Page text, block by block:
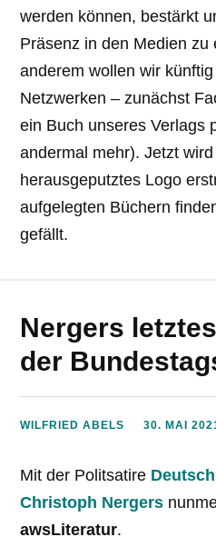
werden können, bestärkt
Präsenz in den Medien zu
anderem wollen wir
Netzwerken – zunächst
ein Buch unseres Verlags
andermal mehr). Jetzt
herausgeputztes Logo
aufgelegten Büchern
gefällt.
Nergers
der
WILFRIED ABELS 30. MAI
Mit der Politsatire
Christoph Nergers
awsLiteratur.